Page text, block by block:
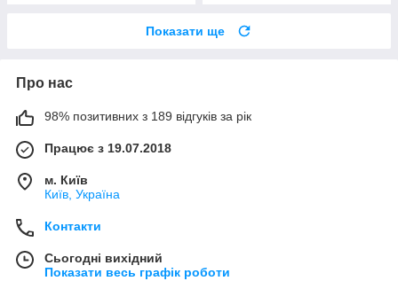
Показати ще
Про нас
98% позитивних з 189 відгуків за рік
Працює з 19.07.2018
м. Київ
Київ, Україна
Контакти
Сьогодні вихідний
Показати весь графік роботи